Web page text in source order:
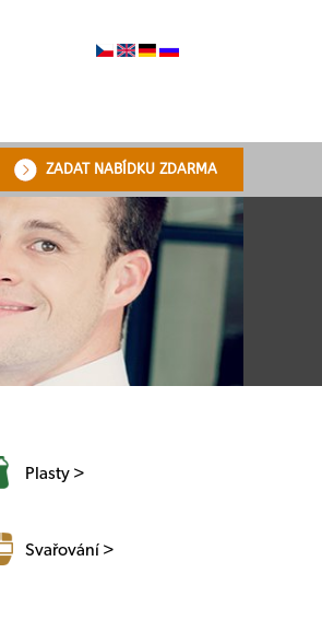
ZADAT NABÍDKU ZDARMA
Plasty >
Svařování >